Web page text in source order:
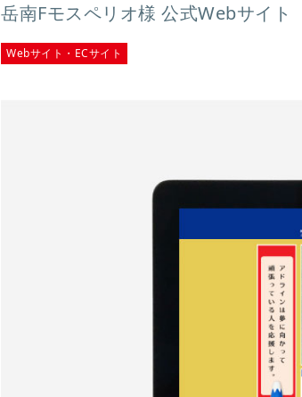
岳南Fモスペリオ様 公式Webサイト
Webサイト・ECサイト